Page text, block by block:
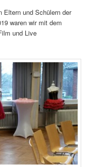
Eltern und Schülern der
waren wir mit dem
und Live